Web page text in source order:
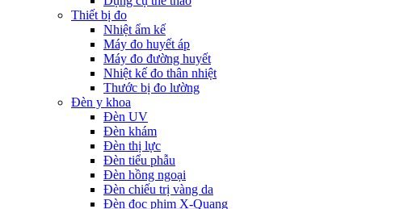
Thiết bị đo
Nhiệt ẩm kế
Máy đo huyết áp
Máy đo đường huyết
Nhiệt kế đo thân nhiệt
Thước bị đo lường
Đèn y khoa
Đèn UV
Đèn khám
Đèn thị lực
Đèn tiểu phẫu
Đèn hồng ngoại
Đèn chiếu trị vàng da
Đèn đọc phim X-Quang